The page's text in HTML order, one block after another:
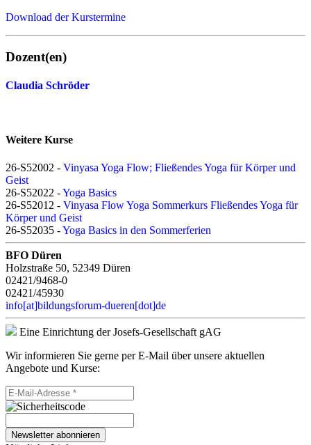
Download der Kurstermine
Dozent(en)
Claudia Schröder
Weitere Kurse
26-S52002 - Vinyasa Yoga Flow; Fließendes Yoga für Körper und
Geist
26-S52022 -Yoga Basics
26-S52012 - Vinyasa Flow Yoga Sommerkurs Fließendes Yoga für
Körper und Geist
26-S52035 -Yoga Basics in den Sommerferien
BFO Düren
Holzstraße 50, 52349 Düren
02421/9468-0
02421/45930
info[at]bildungsforum-dueren[dot]de
Eine Einrichtung der Josefs-Gesellschaft gAG
Wir informieren Sie gerne per E-Mail über unsere aktuellen
Angebote und Kurse:
Newsletter abonnieren